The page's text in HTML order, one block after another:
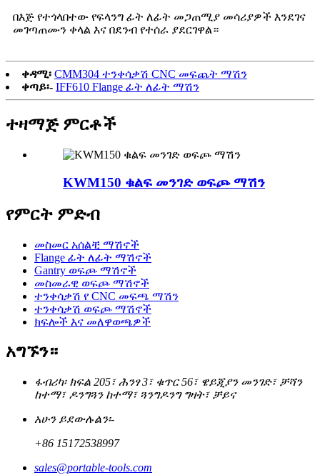
በእጅ የተጎላበተው የፍላንግ ፊት ለፊት መጋጠሚያ መሳሪያዎች እንደገና
መገጣጠሙን ቀላል እና በደንብ የተሰራ ያደርገዋል።
ቀዳሚ፡ CMM304 ተንቀሳቃሽ CNC መፍጨት ማሽን
ቀጣይ፡- IFF610 Flange ፊት ለፊት ማሽን
ተዛማጅ ምርቶች
KWM150 ቁልፍ መንገድ ወፍጮ ማሽን
የምርት ምድብ
መስመር አሰልቺ ማሽኖች
Flange ፊት ለፊት ማሽኖች
Gantry ወፍጮ ማሽኖች
መስመራዊ ወፍጮ ማሽኖች
ተንቀሳቃሽ የ CNC መፍጫ ማሽን
ተንቀሳቃሽ ወፍጮ ማሽኖች
ክፍሎች እና መለዋወጫዎች
አግኙን።
ፋብሪካ፡ ክፍል 205፣ ሕንፃ 3፣ ቁጥር 56፣ ዌይጂያን መንገድ፣ ቻሻን
ከተማ፣ ዶንግጓን ከተማ፣ ጓንግዶንግ ግዛት፣ ቻይና
አሁን ይደውሉልን፡-
+86 15172538997
sales@portable-tools.com